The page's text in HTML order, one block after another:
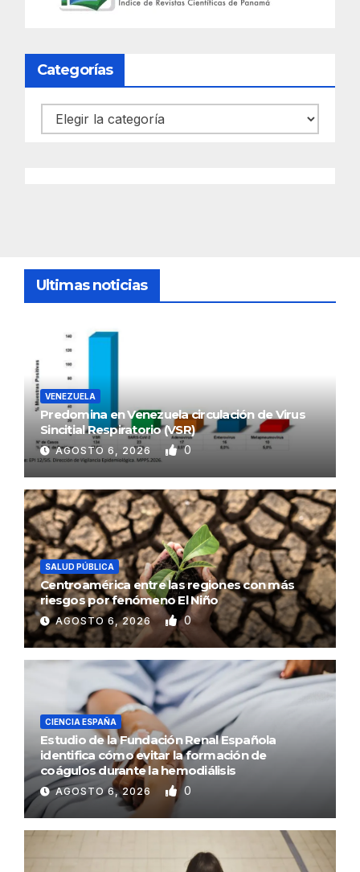
Categorías
Categorías
Ultimas noticias
VENEZUELA
Predomina en Venezuela circulación de Virus
Sincitial Respiratorio (VSR)
AGOSTO 6, 2026 0
SALUD PÚBLICA
Centroamérica entre las regiones con más
riesgos por fenómeno El Niño
AGOSTO 6, 2026 0
CIENCIA ESPAÑA
Estudio de la Fundación Renal Española
identifica cómo evitar la formación de
coágulos durante la hemodiálisis
AGOSTO 6, 2026 0